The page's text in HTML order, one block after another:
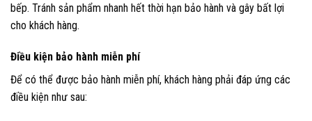
bếp. Tránh sản phẩm nhanh hết thời hạn bảo hành và gây bất lợi
cho khách hàng.
Điều kiện bảo hành miễn phí
Để có thể được bảo hành miễn phí, khách hàng phải đáp ứng các
điều kiện như sau: